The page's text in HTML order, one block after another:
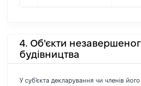
4. Об'єкти
будівництва
У суб'єкта декларування чи членів його